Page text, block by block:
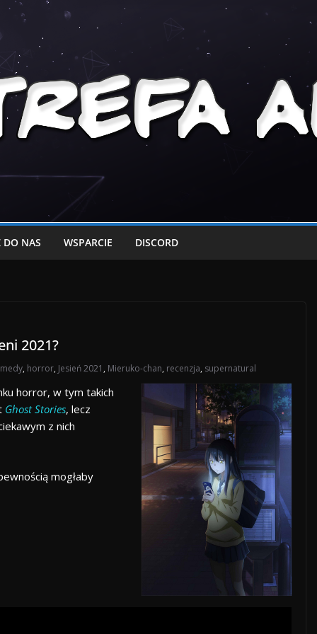
DO NAS WSPARCIE DISCORD
2021?
, horror, Jesień 2021, Mieruko-chan, recenzja, supernatural
horror, w tym takich
Ghost Stories, lecz
z nich
mogłaby